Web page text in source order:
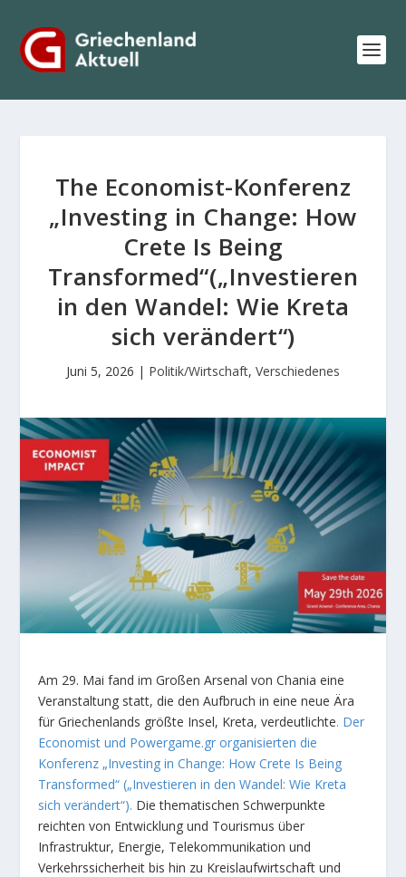
The Economist-Konferenz
„Investing in Change: How
Crete Is Being
Transformed“(„Investieren
in den Wandel: Wie Kreta
sich verändert“)
Juni 5, 2026 | Politik/Wirtschaft, Verschiedenes
Am 29. Mai fand im Großen Arsenal von Chania eine
Veranstaltung statt, die den Aufbruch in eine neue Ära
für Griechenlands größte Insel, Kreta, verdeutlichte. Der
Economist und Powergame.gr organisierten die
Konferenz „Investing in Change: How Crete Is Being
Transformed“ („Investieren in den Wandel: Wie Kreta
sich verändert“). Die thematischen Schwerpunkte
reichten von Entwicklung und Tourismus über
Infrastruktur, Energie, Telekommunikation und
Verkehrssicherheit bis hin zu Kreislaufwirtschaft und